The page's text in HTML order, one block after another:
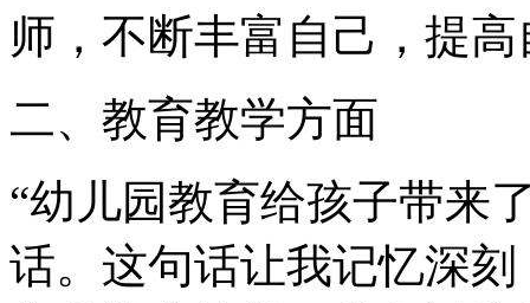
师，不断丰富自己，提
二、教育教学方面
“幼儿园教育给孩子带来
话。这句话让我记忆深